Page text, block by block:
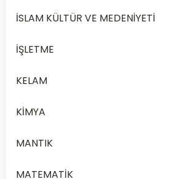
B
rain /
rains /
rain /
playing
İSLAM KÜLTÜR VE MEDENİYETİ
İŞLETME
KELAM
KİMYA
MANTIK
MATEMATİK